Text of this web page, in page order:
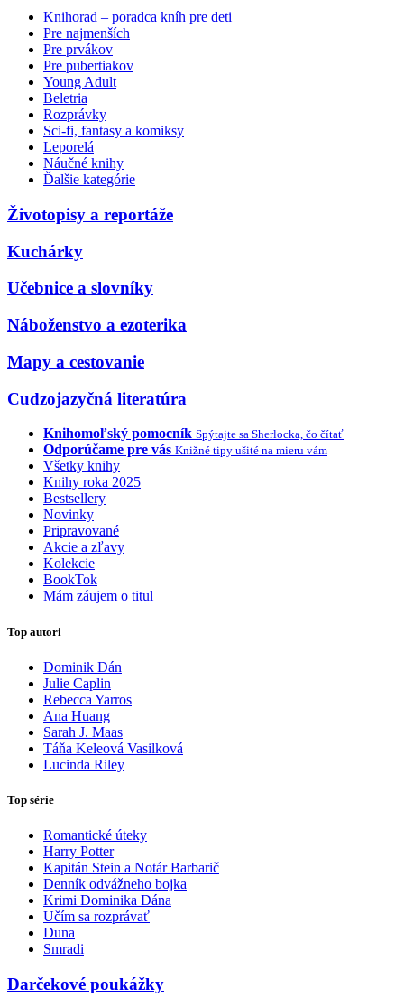
Knihorad – poradca kníh pre deti
Pre najmenších
Pre prvákov
Pre pubertiakov
Young Adult
Beletria
Rozprávky
Sci-fi, fantasy a komiksy
Leporelá
Náučné knihy
Ďalšie kategórie
Životopisy a reportáže
Kuchárky
Učebnice a slovníky
Náboženstvo a ezoterika
Mapy a cestovanie
Cudzojazyčná literatúra
Knihomoľský pomocník Spýtajte sa Sherlocka, čo čítať
Odporúčame pre vás Knižné tipy ušité na mieru vám
Všetky knihy
Knihy roka 2025
Bestsellery
Novinky
Pripravované
Akcie a zľavy
Kolekcie
BookTok
Mám záujem o titul
Top autori
Dominik Dán
Julie Caplin
Rebecca Yarros
Ana Huang
Sarah J. Maas
Táňa Keleová Vasilková
Lucinda Riley
Top série
Romantické úteky
Harry Potter
Kapitán Stein a Notár Barbarič
Denník odvážneho bojka
Krimi Dominika Dána
Učím sa rozprávať
Duna
Smradi
Darčekové poukážky